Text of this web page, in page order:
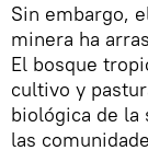
Sin embargo,
minera ha
El bosque
cultivo y
biológica de la
las